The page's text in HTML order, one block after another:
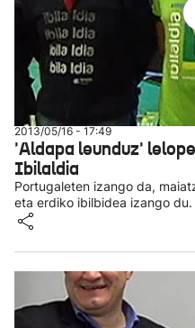
2013/05/16 - 17:49
'Aldapa leunduz'
Ibilaldia
Portugaleten izango da,
eta erdiko ibilbidea izango du.